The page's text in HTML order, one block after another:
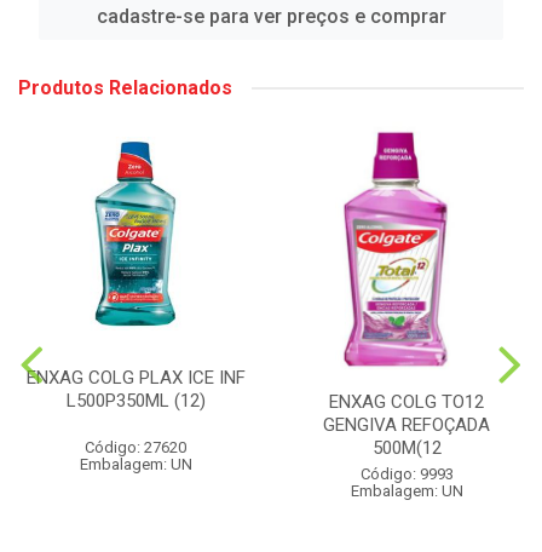
cadastre-se para ver preços e comprar
Produtos Relacionados
ENXAG COLG PLAX ICE INF
L500P350ML (12)
Código: 27620
Embalagem: UN
ENXAG COLG TO12
GENGIVA REFOÇADA
500M(12
Código: 9993
Embalagem: UN